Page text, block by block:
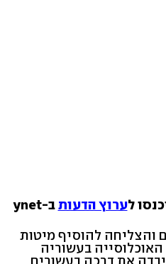
לערוץ הדעותב-ynet
והצליחה להוסיף מיטות
בעשוריה